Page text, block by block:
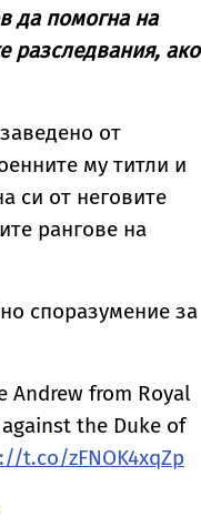
да помогна на
разследвания, ако
от
му титли и
си от неговите
рангове на
споразумение за
Andrew from Royal
the Duke of
t.co/zFNOK4xqZp